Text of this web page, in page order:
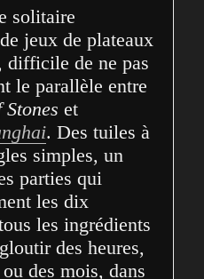
solitaire
jeux de plateaux
difficile de ne pas
Stones et
. Des tuiles à
simples, un
parties qui
les dix
les ingrédients
des heures,
des mois, dans